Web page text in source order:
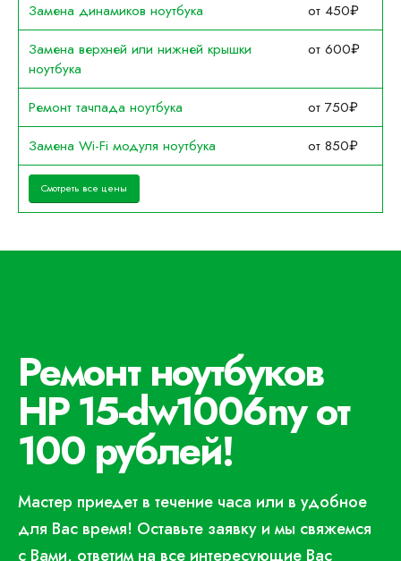
Замена динамиков ноутбука
от 450₽
Замена верхней или нижней крышки
ноутбука
от 600₽
Ремонт тачпада ноутбука
от 750₽
Замена Wi-Fi модуля ноутбука
от 850₽
Смотреть все цены
Ремонт ноутбуков
HP 15-dw1006ny от
100 рублей!
Мастер приедет в течение часа или в удобное
для Вас время! Оставьте заявку и мы свяжемся
с Вами, ответим на все интересующие Вас